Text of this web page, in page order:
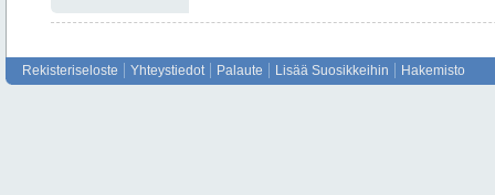
Rekisteriseloste Yhteystiedot Palaute Lisää Suosikkeihin Hakemisto